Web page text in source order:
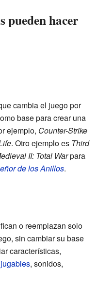
pueden hacer
cambia el juego por
base para crear una
ejemplo, Counter-Strike
. Otro ejemplo es Third
II: Total Warpara
de los Anillos.
o reemplazan solo
sin cambiar su base
características,
, sonidos,